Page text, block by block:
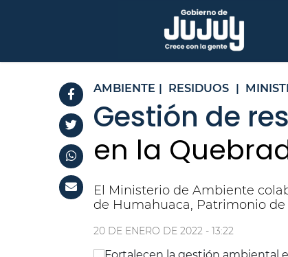
AMBIENTE | RESIDUOS |
Gestión de
en la
El Ministerio de Ambiente
de Humahuaca, Patrimonio
20 DE ENERO DE 2022 - 13:22